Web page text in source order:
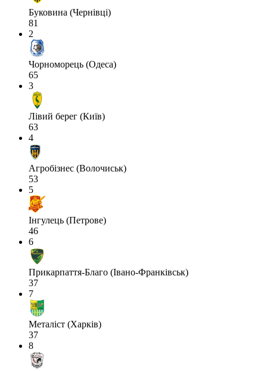
Буковина (Чернівці)
81
2
Чорноморець (Одеса)
65
3
Лівий берег (Київ)
63
4
Агробізнес (Волочиськ)
53
5
Інгулець (Петрове)
46
6
Прикарпаття-Благо (Івано-Франківськ)
37
7
Металіст (Харків)
37
8